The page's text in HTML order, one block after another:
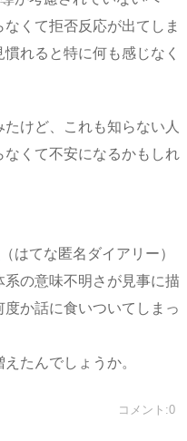
くて拒否反応が出てしま
れると特に何も感じなく
けど、これも知らない人
くて不安になるかもしれ
（はてな匿名ダイアリー）
の意味不明さが見事に描
か話に食いついてしまっ
たんでしょうか。
コメント:0